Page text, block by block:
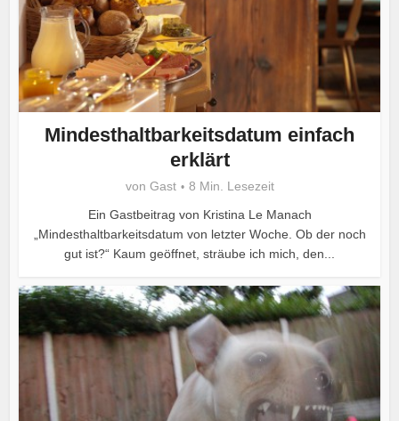
Mindesthaltbarkeitsdatum einfach
erklärt
von Gast
8 Min. Lesezeit
Ein Gastbeitrag von Kristina Le Manach
„Mindesthaltbarkeitsdatum von letzter Woche. Ob der noch
gut ist?“ Kaum geöffnet, sträube ich mich, den...